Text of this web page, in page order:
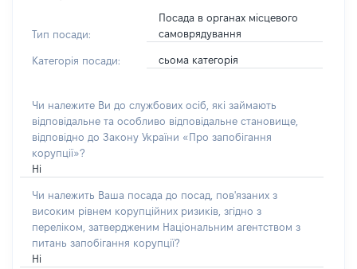
Тип посади:
Посада в органах місцевого
самоврядування
Категорія посади: сьома категорія
Чи належите Ви до службових осіб, які займають
відповідальне та особливо відповідальне становище,
відповідно до Закону України «Про запобігання
корупції»?
Ні
Чи належить Ваша посада до посад, пов'язаних з
високим рівнем корупційних ризиків, згідно з
переліком, затвердженим Національним агентством з
питань запобігання корупції?
Ні